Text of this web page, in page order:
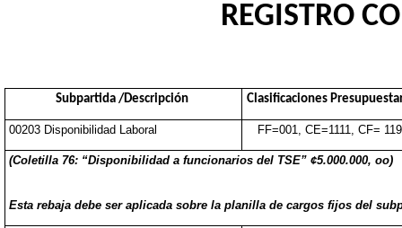
REGISTRO
Subpartida /Descripción Clasificaciones
00203 Disponibilidad Laboral FF=001, CE=1111, CF=
(Coletilla 76: “Disponibilidad a funcionarios del TSE” ¢5.000.000, oo)
Esta rebaja debe ser aplicada sobre la planilla de cargos fijos del